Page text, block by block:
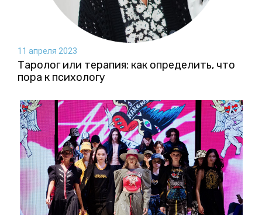
11 апреля 2023
Таролог или терапия: как определить, что
пора к психологу